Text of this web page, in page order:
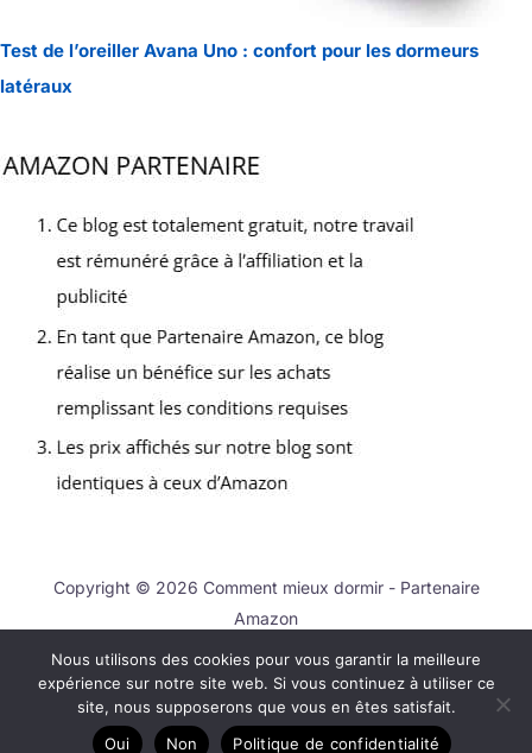
Test de l’oreiller Avana Uno : confort pour les dormeurs
latéraux
Copyright © 2026 Comment mieux dormir - Partenaire
Amazon
Contact
Mentions légales
Politique de confidentialité
Nous utilisons des cookies pour vous garantir la meilleure
expérience sur notre site web. Si vous continuez à utiliser ce
site, nous supposerons que vous en êtes satisfait.
Oui
Non Politique de confidentialité